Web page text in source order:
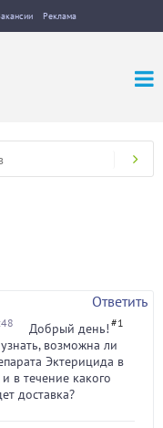
Реклама
Ответить
#1
Добрый день!
возможна ли
Эктерицида в
в течение какого
доставка?